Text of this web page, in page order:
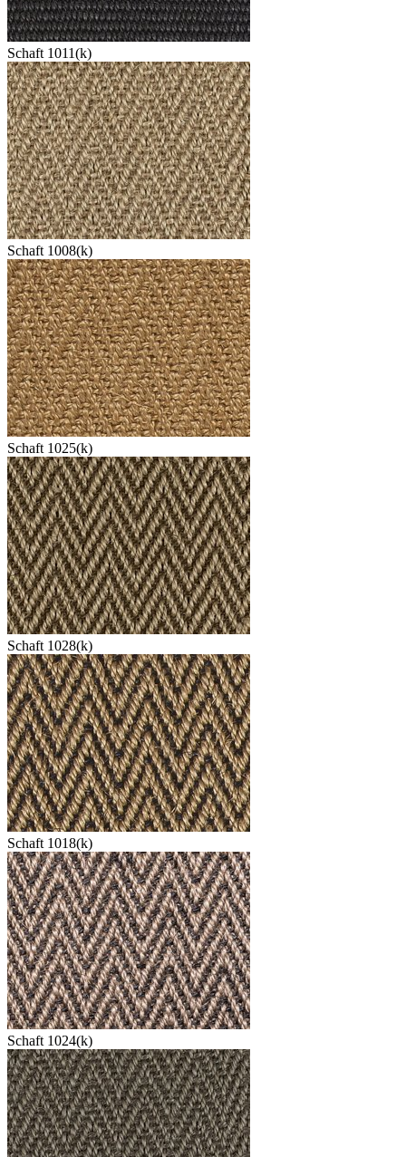
Schaft 1011(k)
Schaft 1008(k)
Schaft 1025(k)
Schaft 1028(k)
Schaft 1018(k)
Schaft 1024(k)